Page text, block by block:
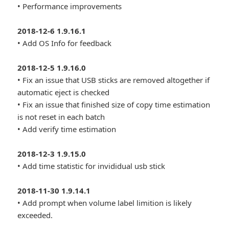
• Performance improvements
2018-12-6 1.9.16.1
• Add OS Info for feedback
2018-12-5 1.9.16.0
• Fix an issue that USB sticks are removed altogether if
automatic eject is checked
• Fix an issue that finished size of copy time estimation
is not reset in each batch
• Add verify time estimation
2018-12-3 1.9.15.0
• Add time statistic for invididual usb stick
2018-11-30 1.9.14.1
• Add prompt when volume label limition is likely
exceeded.